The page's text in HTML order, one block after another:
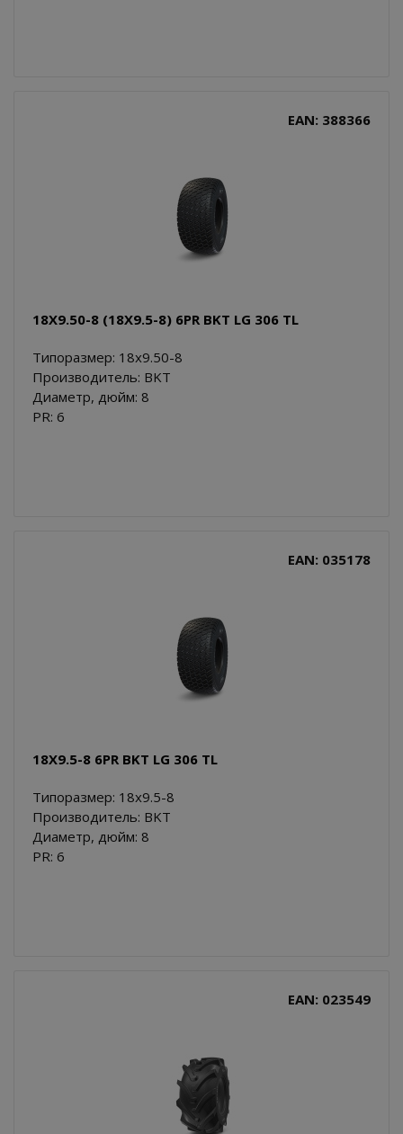
EAN: 388366
18X9.50-8 (18X9.5-8) 6PR BKT LG 306 TL
Типоразмер: 18x9.50-8
Производитель: BKT
Диаметр, дюйм: 8
PR: 6
EAN: 035178
18X9.5-8 6PR BKT LG 306 TL
Типоразмер: 18x9.5-8
Производитель: BKT
Диаметр, дюйм: 8
PR: 6
EAN: 023549